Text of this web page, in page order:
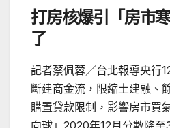
打房核爆引「房市
了
記者蔡佩蓉／台北報導央行
斷建商金流，限縮土建融、
購置貸款限制，影響房市買
向球」2020年12月分數降